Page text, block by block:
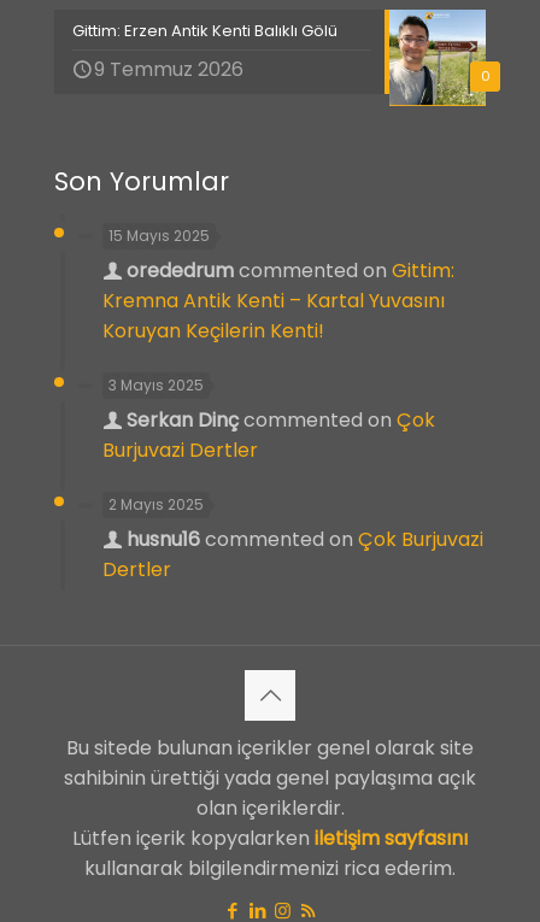
0
Gittim: Erzen Antik Kenti Balıklı Gölü
9 Temmuz 2026
Son Yorumlar
15 Mayıs 2025
orededrumcommented on Gittim:
Kremna Antik Kenti – Kartal Yuvasını
Koruyan Keçilerin Kenti!
3 Mayıs 2025
Serkan Dinçcommented on Çok
Burjuvazi Dertler
2 Mayıs 2025
husnu16commented on Çok Burjuvazi
Dertler
Bu sitede bulunan içerikler genel olarak site
sahibinin ürettiği yada genel paylaşıma açık
olan içeriklerdir.
Lütfen içerik kopyalarken iletişim sayfasını
kullanarak bilgilendirmenizi rica ederim.